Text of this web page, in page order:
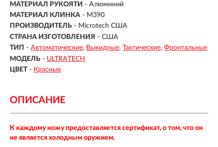
МАТЕРИАЛ РУКОЯТИ - Алюминий
МАТЕРИАЛ КЛИНКА - M390
ПРОИЗВОДИТЕЛЬ - Microtech США
СТРАНА ИЗГОТОВЛЕНИЯ - США
ТИП - Автоматические Выкидные Тактические Фронтальные
МОДЕЛЬ - ULTRATECH
ЦВЕТ - Красные
ОПИСАНИЕ
К каждому ножу предоставляется сертификат, о том, что он
не является холодным оружием.